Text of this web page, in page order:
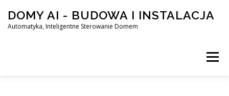
content
DOMY AI - BUDOWA I INSTALACJA
Automatyka, Inteligentne Sterowanie Domem
Menu